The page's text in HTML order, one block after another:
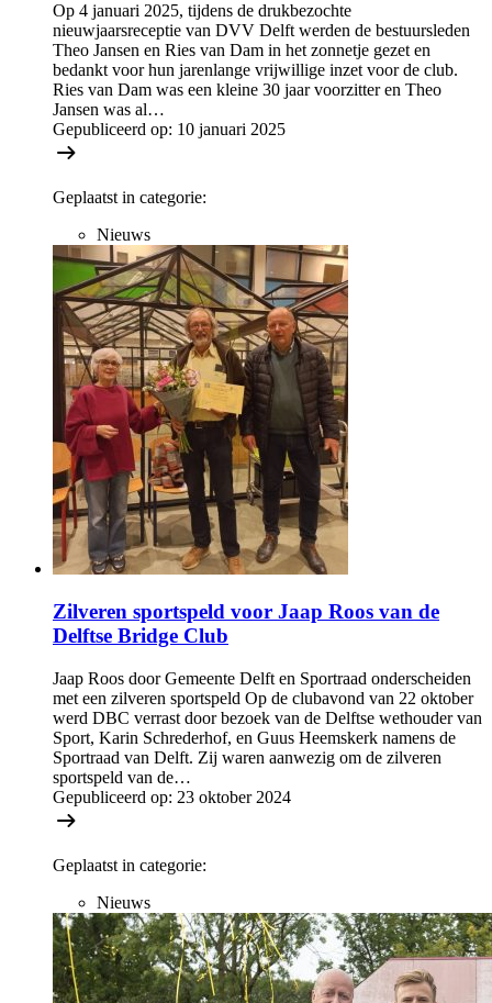
Op 4 januari 2025, tijdens de drukbezochte
nieuwjaarsreceptie van DVV Delft werden de bestuursleden
Theo Jansen en Ries van Dam in het zonnetje gezet en
bedankt voor hun jarenlange vrijwillige inzet voor de club.
Ries van Dam was een kleine 30 jaar voorzitter en Theo
Jansen was al…
Gepubliceerd op: 10 januari 2025
Geplaatst in categorie:
Nieuws
Zilveren sportspeld voor Jaap Roos van de
Delftse Bridge Club
Jaap Roos door Gemeente Delft en Sportraad onderscheiden
met een zilveren sportspeld Op de clubavond van 22 oktober
werd DBC verrast door bezoek van de Delftse wethouder van
Sport, Karin Schrederhof, en Guus Heemskerk namens de
Sportraad van Delft. Zij waren aanwezig om de zilveren
sportspeld van de…
Gepubliceerd op: 23 oktober 2024
Geplaatst in categorie:
Nieuws